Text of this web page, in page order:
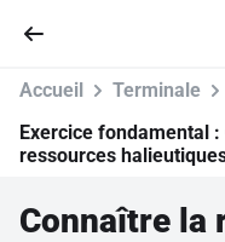
Accueil Terminale
Exercice fondamental :
ressources